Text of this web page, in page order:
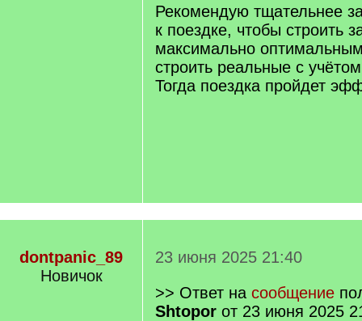
Рекомендую тщательнее
к поездке, чтобы строить
максимально
строить реальные с
Тогда поездка пройдет
dontpanic_89
Новичок
23 июня 2025 21:40
>> Ответ на сообщение
Shtopor от 23 июня 2025